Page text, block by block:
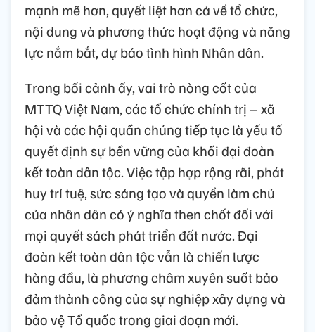
mạnh mẽ hơn, quyết liệt hơn cả về tổ chức,
nội dung và phương thức hoạt động và năng
lực nắm bắt, dự báo tình hình Nhân dân.
Trong bối cảnh ấy, vai trò nòng cốt của
MTTQ Việt Nam, các tổ chức chính trị – xã
hội và các hội quần chúng tiếp tục là yếu tố
quyết định sự bền vững của khối đại đoàn
kết toàn dân tộc. Việc tập hợp rộng rãi, phát
huy trí tuệ, sức sáng tạo và quyền làm chủ
của nhân dân có ý nghĩa then chốt đối với
mọi quyết sách phát triển đất nước. Đại
đoàn kết toàn dân tộc vẫn là chiến lược
hàng đầu, là phương châm xuyên suốt bảo
đảm thành công của sự nghiệp xây dựng và
bảo vệ Tổ quốc trong giai đoạn mới.